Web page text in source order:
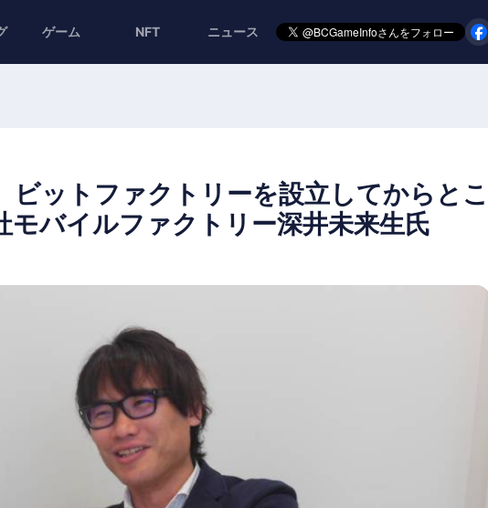
ゲーム NFT ニュース
ビットファクトリーを設立してからとこ
バイルファクトリー深井未来生氏